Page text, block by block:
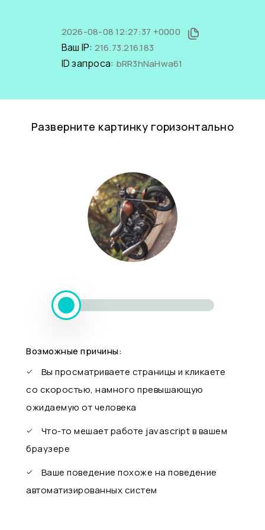
2026-08-08 12:27:37 +0000
Ваш IP: 216.73.216.183
ID запроса: bRR3hNaHwa61
Разверните картинку горизонтально
Возможные причины:
Вы просматриваете страницы и кликаете
со скоростью, намного превышающую
ожидаемую от человека
Что-то мешает работе javascript в вашем
браузере
Ваше поведение похоже на поведение
автоматизированных систем